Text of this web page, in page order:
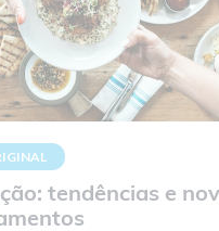
tendências e